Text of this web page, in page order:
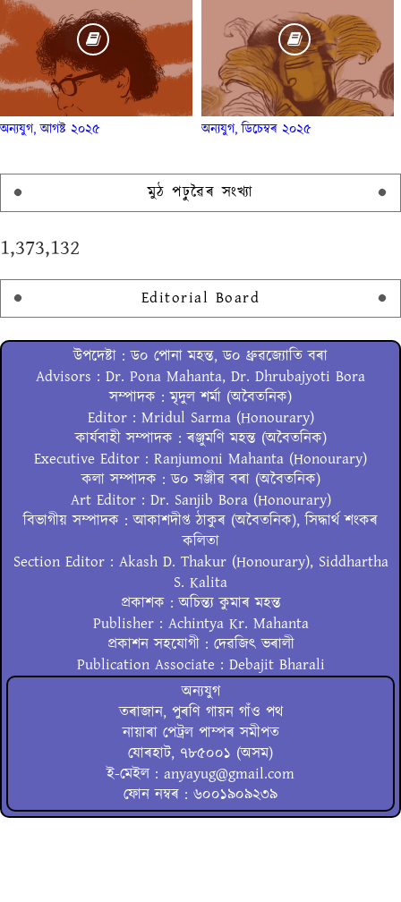
অন্যযুগ, আগষ্ট ২০২৫ অন্যযুগ, ডিচেম্বৰ ২০২৫
মুঠ পঢ়ুৱৈৰ সংখ্যা
1,373,132
Editorial Board
উপদেষ্টা : ড০ পোনা মহন্ত, ড০ ধ্ৰুৱজ্যোতি বৰা
Advisors : Dr. Pona Mahanta, Dr. Dhrubajyoti Bora
সম্পাদক : মৃদুল শৰ্মা (অবৈতনিক)
Editor : Mridul Sarma (Honourary)
কাৰ্যবাহী সম্পাদক : ৰঞ্জুমণি মহন্ত (অবৈতনিক)
Executive Editor : Ranjumoni Mahanta (Honourary)
কলা সম্পাদক : ড০ সঞ্জীৱ বৰা (অবৈতনিক)
Art Editor : Dr. Sanjib Bora (Honourary)
বিভাগীয় সম্পাদক : আকাশদীপ্ত ঠাকুৰ (অবৈতনিক), সিদ্ধাৰ্থ শংকৰ
কলিতা
Section Editor : Akash D. Thakur (Honourary), Siddhartha
S. Kalita
প্ৰকাশক : অচিন্ত্য কুমাৰ মহন্ত
Publisher : Achintya Kr. Mahanta
প্ৰকাশন সহযোগী : দেৱজিৎ ভৰালী
Publication Associate : Debajit Bharali
অন্যযুগ
তৰাজান, পুৰণি গায়ন গাঁও পথ
নায়াৰা পেট্ৰল পাম্পৰ সমীপত
যোৰহাট, ৭৮৫০০১ (অসম)
ই-মেইল : anyayug@gmail.com
ফোন নম্বৰ : ৬০০১৯০৯২৩৯